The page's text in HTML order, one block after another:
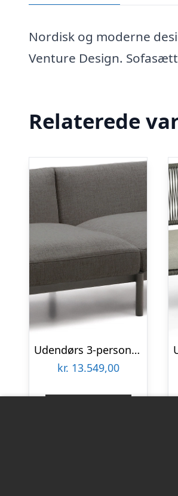
Nordisk og moderne
Venture Design.
Relaterede
Udendørs 3-personers sofa Kave Home Sorells grafit aluminium modulær loungesofa
kr. 13.549,00